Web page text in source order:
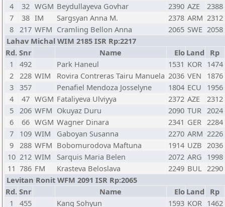
4
32 WGM Beydullayeva Govhar 2390 AZE
2388
7
38 IM Sargsyan Anna M. 2378 ARM 2312
8 217 WFM Cramling Bellon Anna 2065 SWE 2058
Lahav Michal WIM 2185 ISR Rp:2217
Rd. Snr Name Elo Land
Rp
1
492 Park Haneul 1531 KOR 1474
2 228 WIM Rovira Contreras Tairu Manuela 2036 VEN
1876
3 357 Penafiel Mendoza Josselyne 1804 ECU
1956
4
47 WGM Fataliyeva Ulviyya 2372 AZE
2312
5 206 WFM Okuyaz Duru 2090 TUR 2024
6
66 WGM Wagner Dinara 2341 GER 2284
7
109 WIM Gaboyan Susanna 2270 ARM 2226
9 288 WFM Bobomurodova Maftuna 1914 UZB 2036
10 212 WIM Sarquis Maria Belen 2072 ARG 1998
11 786 FM Krasteva Beloslava 2249 BUL 2290
Levitan Ronit WFM 2091 ISR Rp:2065
Rd. Snr Name Elo Land
Rp
1
455 Kang Sohyun 1593 KOR 1462